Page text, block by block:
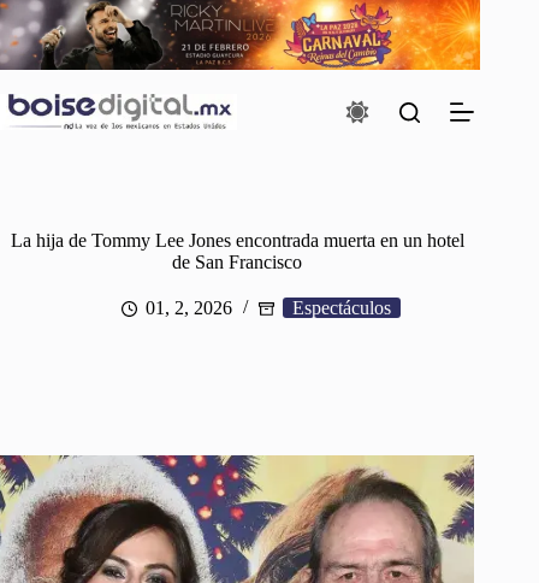
Saltar
al
contenido
La hija de Tommy Lee Jones encontrada muerta en un hotel
de San Francisco
01, 2, 2026 Espectáculos